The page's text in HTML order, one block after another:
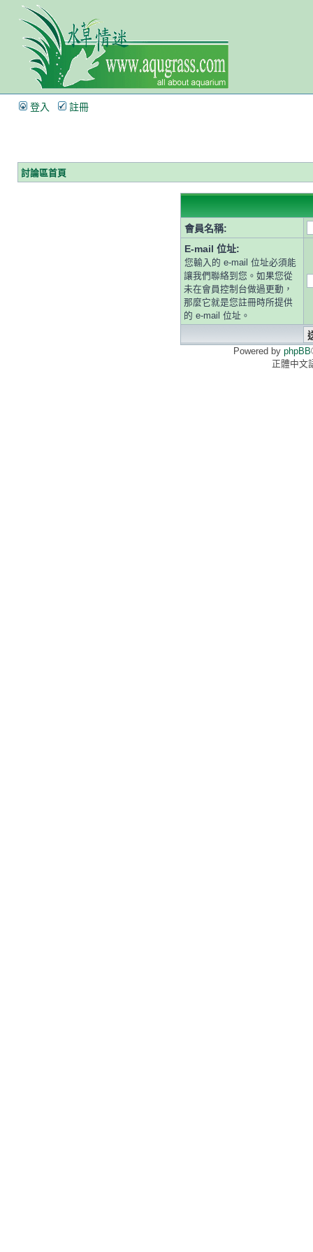
登入 註冊
討論區首頁
會員名稱:
E-mail 位址:
您輸入的 e-mail 位址必須能
讓我們聯絡到您。如果您從
未在會員控制台做過更動，
那麼它就是您註冊時所提供
的 e-mail 位址。
Powered by phpBB
正體中文